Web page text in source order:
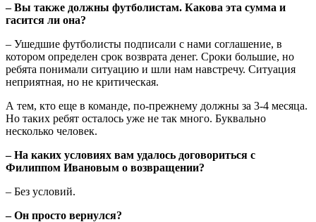
– Вы также должны футболистам. Какова эта сумма и
гасится ли она?
– Ушедшие футболисты подписали с нами соглашение, в
котором определен срок возврата денег. Сроки большие, но
ребята понимали ситуацию и шли нам навстречу. Ситуация
неприятная, но не критическая.
А тем, кто еще в команде, по-прежнему должны за 3-4 месяца.
Но таких ребят осталось уже не так много. Буквально
несколько человек.
– На каких условиях вам удалось договориться с
Филиппом Ивановым о возвращении?
– Без условий.
– Он просто вернулся?